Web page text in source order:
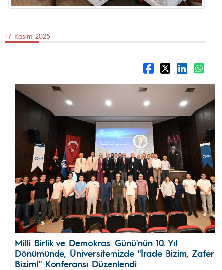
17 Kasım 2025
Milli Birlik ve Demokrasi Günü'nün 10. Yıl
Dönümünde, Üniversitemizde "İrade Bizim, Zafer
Bizim!" Konferansı Düzenlendi